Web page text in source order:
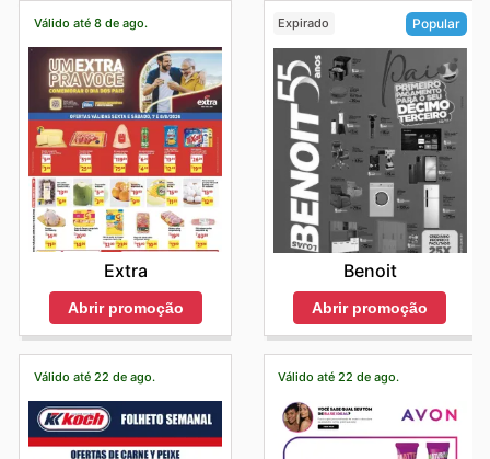
Válido até 8 de ago.
Extra
Abrir promoção
Expirado Popular
Benoit
Abrir promoção
Válido até 22 de ago. Válido até 22 de ago.